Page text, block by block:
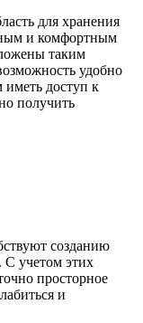
для хранения
и комфортным
таким
удобно
иметь доступ к
получить
созданию
С учетом этих
просторное
и